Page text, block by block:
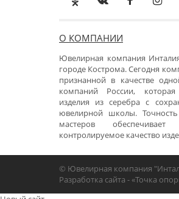
О КОМПАНИИ
Ювелирная компания
городе Кострома. Сегодня
признанной в качестве
компаний России,
изделия из серебра с
ювелирной школы.
мастеров обеспечивает
контролируемое качество
© Ювелирная компания
Разработка сайта -«Точка